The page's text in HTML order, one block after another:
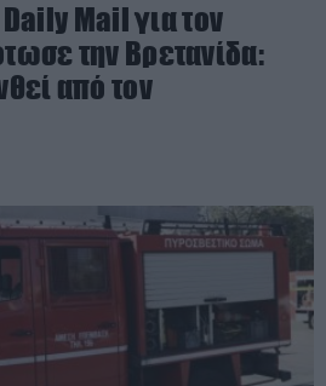
Mail για τον
την Βρετανίδα:
από τον